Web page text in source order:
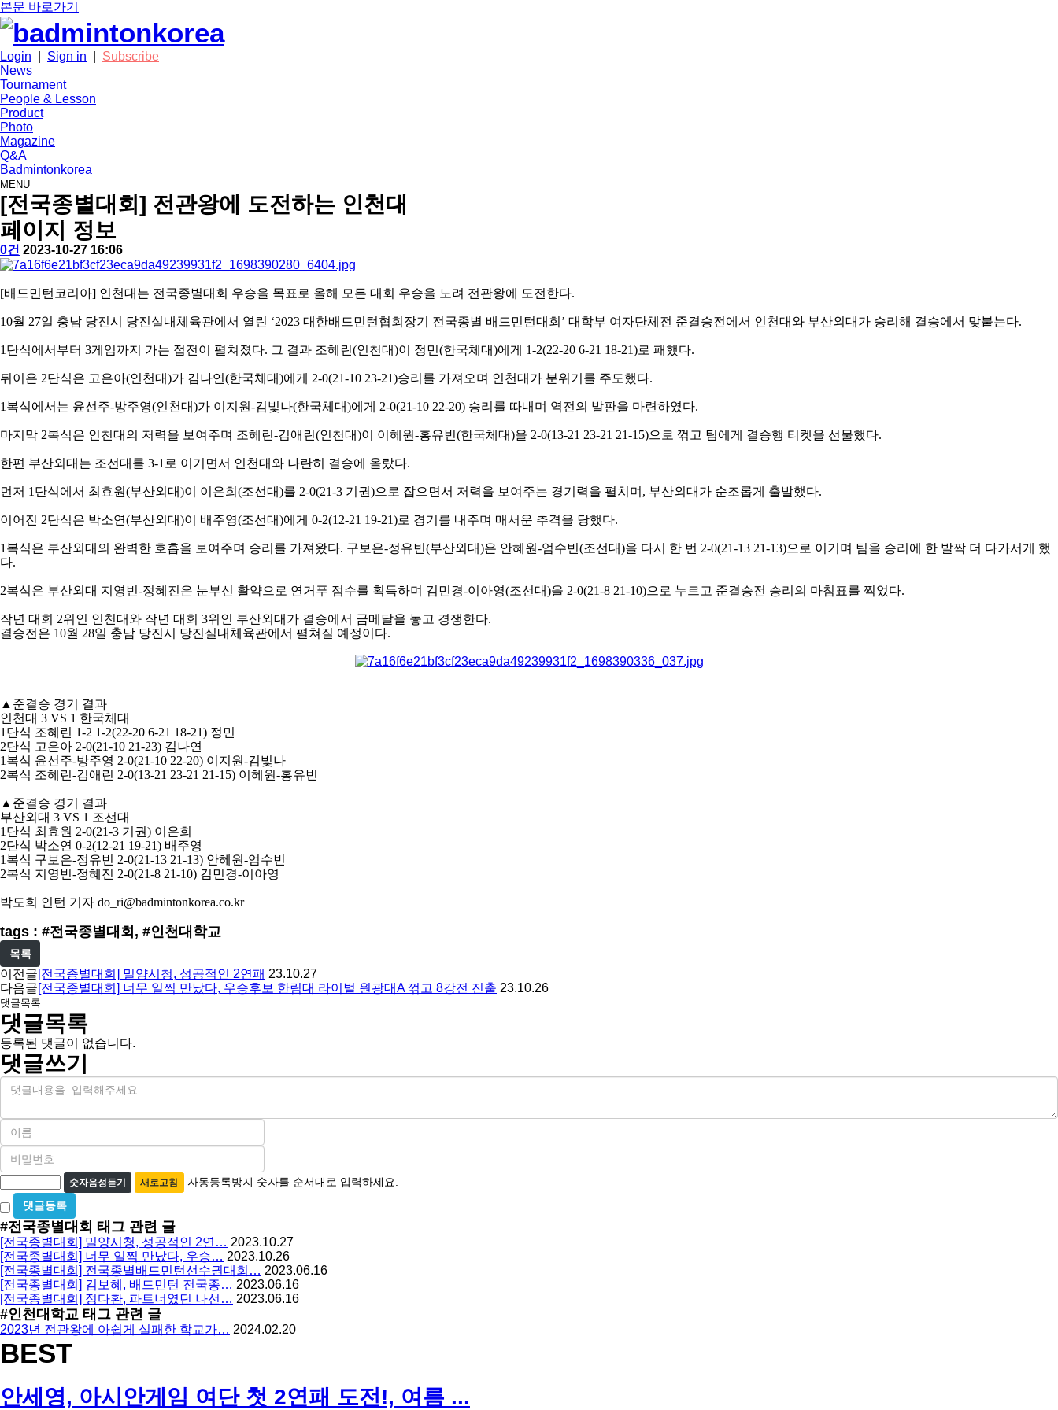
본문 바로가기
Login Sign in
Subscribe
News
Tournament
People & Lesson
Product
Photo
Magazine
Q&A
Badmintonkorea
MENU
tournament
[전국종별대회] 전관왕에 도전하는 인천대
페이지 정보
작
성
배
드
턴
리
댓
글
0건 작
성
2023-10-27 16:06
본
문
[배드민턴코리아] 인천대는 전국종별대회 우승을 목표로 올해 모든 대회 우승을 노려 전관왕에 도전한다.
10월 27일 충남 당진시 당진실내체육관에서 열린 ‘2023 대한배드민턴협회장기 전국종별 배드민턴대회 ’ 대학부 여자단체전 준결승전에서 인천대와 부산외대가 승리해 결승에서 맞붙는다.
1 단식에서부터 3게임까지 가는 접전이 펼쳐졌다. 그 결과 조혜린(인천대)이 정민(한국체대)에게 1-2(22-20 6-21 18-21)로 패했다.
뒤이은 2단식은 고은아(인천대)가 김나연(한국체대)에게 2-0(21-10 23-21)승리를 가져오며 인천대가 분위기를 주도했다.
1 복식에서는 윤선주-방주영(인천대)가 이지원-김빛나(한국체대)에게 2-0(21-10 22-20) 승리를 따내며 역전의 발판을 마련하였다.
마지막 2복식은 인천대의 저력을 보여주며 조혜린-김애린(인천대)이 이혜원-홍유빈(한국체대)을 2-0(13-21 23-21 21-15)으로 꺾고 팀에게 결승행 티켓을 선물했다.
한편 부산외대는 조선대를 3-1 로 이기면서 인천대와 나란히 결승에 올랐다.
먼저 1 단식에서 최효원(부산외대)이 이은희 (조선대)를 2-0(21-3 기권)으로 잡으면서 저력을 보여주는 경기력을 펼치며 , 부산외대가 순조롭게 출발했다.
이어진 2단식은 박소연(부산외대)이 배주영(조선대)에게 0-2(12-21 19-21)로 경기를 내주며 매서운 추격을 당했다.
1 복식은 부산외대의 완벽한 호흡을 보여주며 승리를 가져왔다. 구보은-정유빈(부산외대)은 안혜원-엄수빈(조선대)을 다시 한 번 2-0(21-13 21-13)으로 이기며 팀을 승리에 한 발짝 더 다가서게 했
다.
2복식은 부산외대 지영빈-정혜진은 눈부신 활약으로 연거푸 점수를 획득하며 김민경-이아영(조선대)을 2-0(21-8 21-10)으로 누르고 준결승전 승리의 마침표를 찍었다.
작년 대회 2위인 인천대와 작년 대회 3위인 부산외대가 결승에서 금메달을 놓고 경쟁한다.
결승전은 10월 28일 충남 당진시 당진실내체육관에서 펼쳐질 예정이다.
▲ 준결승 경기 결과
인천대 3 VS 1 한국체대
1 단식 조혜린 1-2 1-2(22-20 6-21 18-21) 정민
2단식 고은아 2-0(21-10 21-23) 김나연
1 복식 윤선주-방주영 2-0(21-10 22-20) 이지원-김빛나
2복식 조혜린-김애린 2-0(13-21 23-21 21-15) 이혜원-홍유빈
▲ 준결승 경기 결과
부산외대 3 VS 1 조선대
1 단식 최효원 2-0(21-3 기권) 이은희
2단식 박소연 0-2(12-21 19-21) 배주영
1 복식 구보은-정유빈 2-0(21-13 21-13) 안혜원-엄수빈
2복식 지영빈-정혜진 2-0(21-8 21-10) 김민경-이아영
박도희 인턴 기자 do_ri@badmintonkorea.co.kr
tags : #전국종별대회, #인천대학교
목록
이전글[전국종별대회] 밀양시청, 성공적인 2연패 23.10.27
다음글[전국종별대회] 너무 일찍 만났다, 우승후보 한림대 라이벌 원광대A 꺾고 8강전 진출 23.10.26
댓글목록
댓글목록
등록된 댓글이 없습니다.
댓글쓰기
내
이
필
수
비
밀
번
호
필
수
자
동
등
록
방
지
숫자음성듣기 새로고침 자동등록방지 숫자를 순서대로 입력하세요.
비
밀
글
사
용
#전국종별대회 태그 관련 글
[전국종별대회] 밀양시청, 성공적인 2연… 2023.10.27
[전국종별대회] 너무 일찍 만났다, 우승… 2023.10.26
[전국종별대회] 전국종별배드민턴선수권대회… 2023.06.16
[전국종별대회] 김보혜, 배드민턴 전국종… 2023.06.16
[전국종별대회] 정다환, 파트너였던 나선… 2023.06.16
#인천대학교 태그 관련 글
2023년 전관왕에 아쉽게 실패한 학교가… 2024.02.20
BEST
안세영, 아시안게임 여단 첫 2연패 도전!, 여름 ...